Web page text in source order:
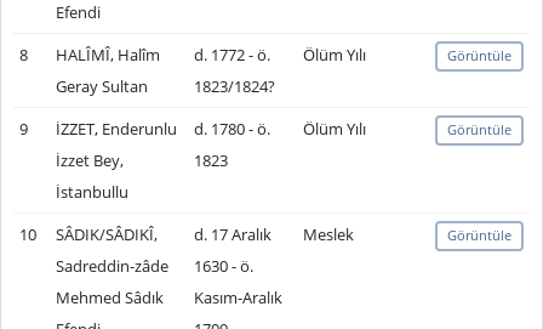
Efendi
8
HALÎMÎ, Halîm
Geray Sultan
d. 1772 - ö.
1823/1824?
Ölüm Yılı Görüntüle
9
İZZET, Enderunlu
İzzet Bey,
İstanbullu
d. 1780 - ö.
1823
Ölüm Yılı Görüntüle
10
SÂDIK/SÂDIKÎ,
Sadreddin-zâde
Mehmed Sâdık
d. 17 Aralık
1630 - ö.
Kasım-Aralık
Meslek Görüntüle